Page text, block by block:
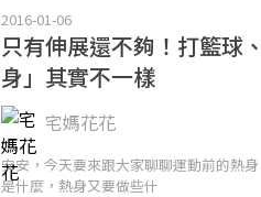
2016-01-06
只有伸展還不夠！打籃球
身」其實不一樣
宅媽花花
安安，今天要來跟大家聊聊運動前的熱
是什麼，熱身又要做些什